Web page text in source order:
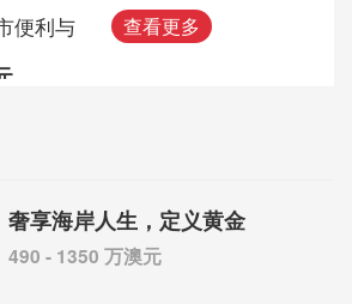
便利与 查看更多
奢享海岸人生，定义黄金
490 - 1350 万澳元